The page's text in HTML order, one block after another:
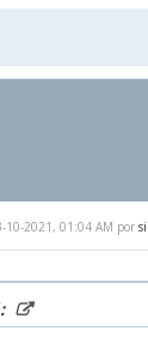
10-2021, 01:04 AM por